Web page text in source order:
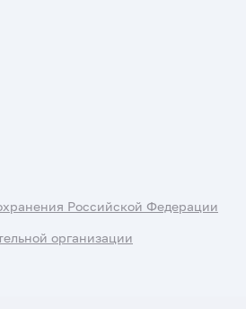
Российской Федерации
организации